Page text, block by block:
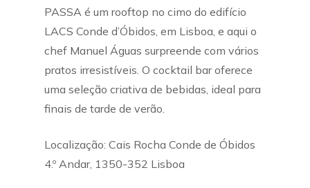
PASSA é um rooftop no cimo do edifício
LACS Conde d’Óbidos, em Lisboa, e aqui o
chef Manuel Águas surpreende com vários
pratos irresistíveis. O cocktail bar oferece
uma seleção criativa de bebidas, ideal para
finais de tarde de verão.
Localização: Cais Rocha Conde de Óbidos
4.º Andar, 1350-352 Lisboa